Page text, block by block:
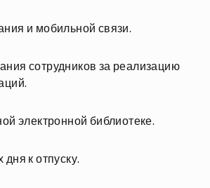
и мобильной связи.
сотрудников за реализацию
электронной библиотеке.
к отпуску.